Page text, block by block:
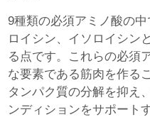
9種類の必須アミノ酸の中
ロイシン、イソロイシン
る点です。これらの必須
な要素である筋肉を作る
タンパク質の分解を抑え
ンディションをサポート